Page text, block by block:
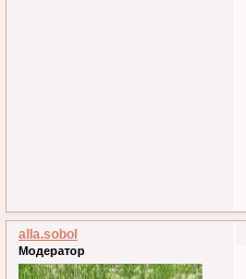
alla.sobol
Модератор